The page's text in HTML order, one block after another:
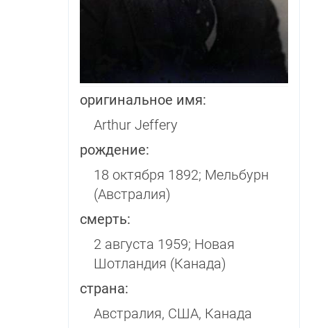
оригинальное имя:
Arthur Jeffery
рождение:
18 октября 1892; Мельбурн
(Австралия)
смерть:
2 августа 1959; Новая
Шотландия (Канада)
страна:
Австралия, США, Канада